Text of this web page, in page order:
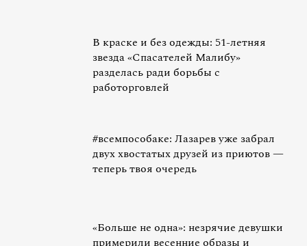
В краске и без одежды: 51-летняя
звезда «Спасателей Малибу»
разделась ради борьбы с
работорговлей
#всемпособаке: Лазарев уже забрал
двух хвостатых друзей из приютов —
теперь твоя очередь
«Больше не одна»: незрячие девушки
примерили весенние образы и